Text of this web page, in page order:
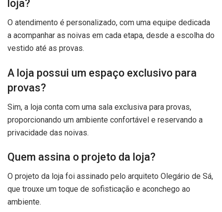
loja?
O atendimento é personalizado, com uma equipe dedicada
a acompanhar as noivas em cada etapa, desde a escolha do
vestido até as provas.
A loja possui um espaço exclusivo para
provas?
Sim, a loja conta com uma sala exclusiva para provas,
proporcionando um ambiente confortável e reservando a
privacidade das noivas.
Quem assina o projeto da loja?
O projeto da loja foi assinado pelo arquiteto Olegário de Sá,
que trouxe um toque de sofisticação e aconchego ao
ambiente.